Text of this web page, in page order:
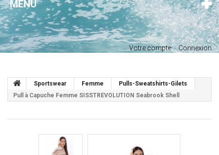
MENU
Votre compte Connexion
Sportswear Femme
Pulls-Sweatshirts-Gilets
Pull à Capuche Femme SISSTREVOLUTION Seabrook Shell